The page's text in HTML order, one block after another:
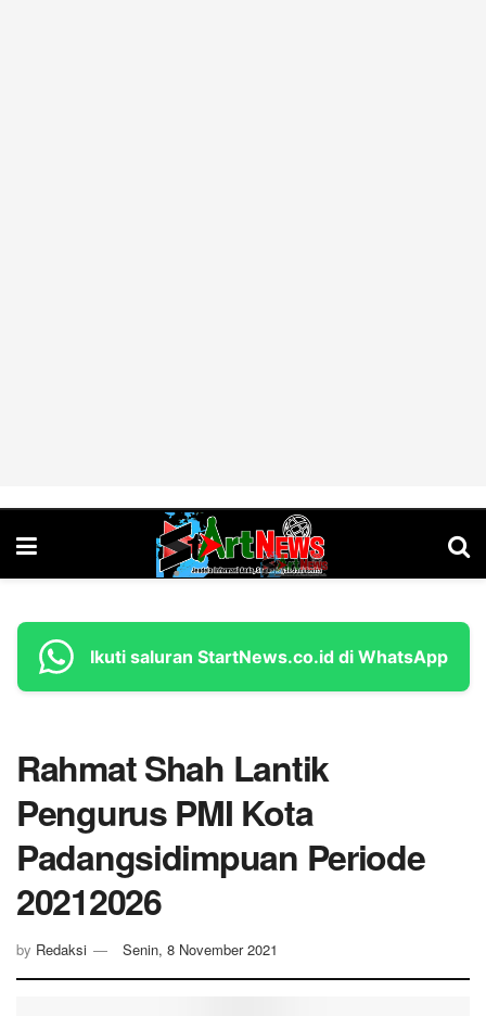
Ikuti saluran StartNews.co.id di WhatsApp
Rahmat Shah Lantik
Pengurus PMI Kota
Padangsidimpuan Periode
20212026
by Redaksi Senin, 8 November 2021